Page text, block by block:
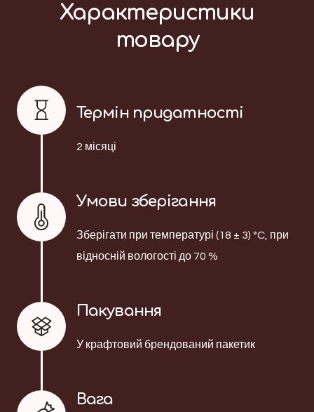
Характеристики
товару
Термін придатності
2 місяці
Умови зберігання
Зберігати при температурі (18 ± 3) °C, при
відносній вологості до 70 %
Пакування
У крафтовий брендований пакетик
Вага